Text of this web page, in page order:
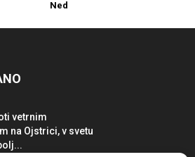
Ned
vetrnim
na Ojstrici, v svetu